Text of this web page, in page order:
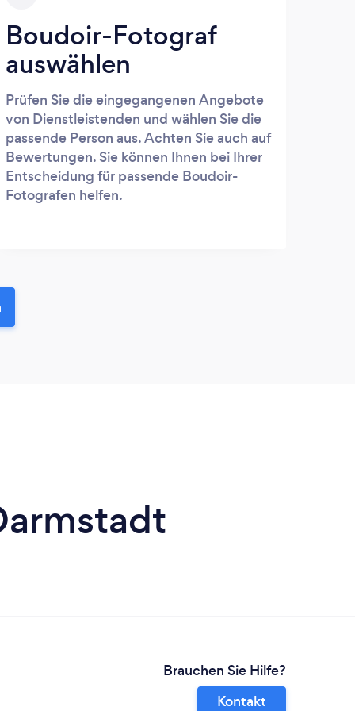
Boudoir-Fotograf
auswählen
Prüfen Sie die eingegangenen Angebote
von Dienstleistenden und wählen Sie die
passende Person aus. Achten Sie auch auf
Bewertungen. Sie können Ihnen bei Ihrer
Entscheidung für passende Boudoir-
Fotografen helfen.
Brauchen Sie Hilfe?
Kontakt